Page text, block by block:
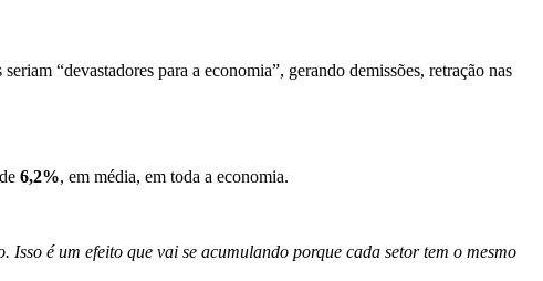
“devastadores para a economia”, gerando demissões, retração nas
6,2%, em média, em toda a economia.
é um efeito que vai se acumulando porque cada setor tem o mesmo